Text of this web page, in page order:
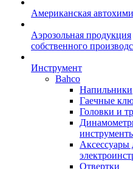
Американская
Аэрозольная продукция
собственного
Инструмент
Bahco
Напильники
Гаечные
Головки и
Аксессуары
Отвертки